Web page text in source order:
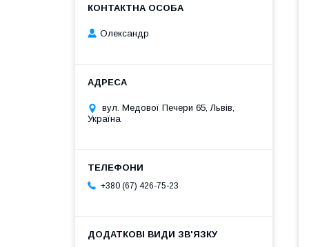
Олександр
вул. Медової Печери 65, Львів,
Україна
+380 (67) 426-75-23